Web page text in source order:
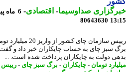
صداوسیما-اقتصادی-
80643630
رییس سازمان چای کشور از
دولت به چایکاران پرداخت شده است. ...
تومان-چایکاران- برگ سبز چای -رییس